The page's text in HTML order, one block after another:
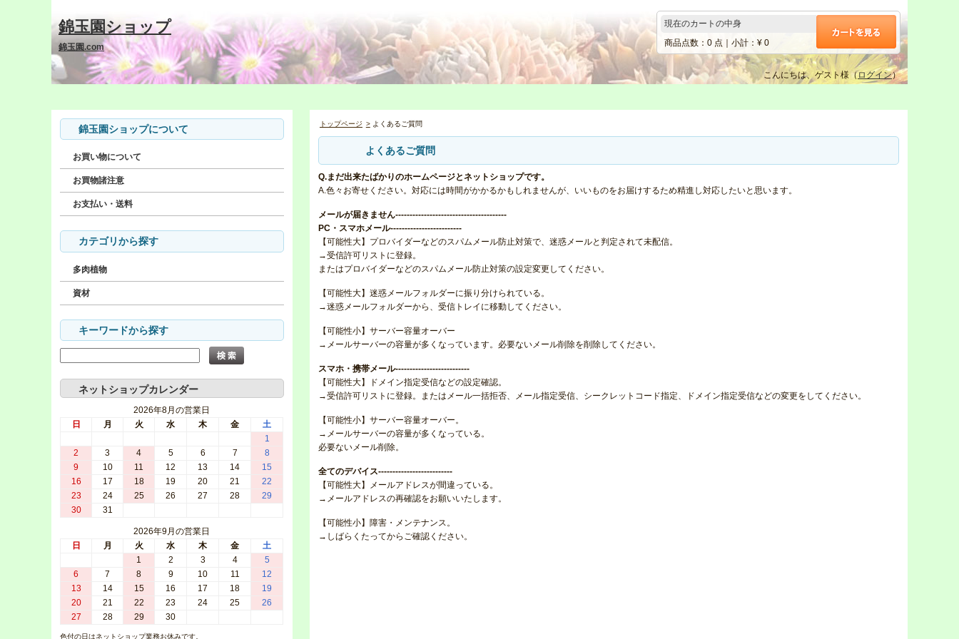
錦玉園ショップ
錦玉園.com
現在のカートの中身
商品点数： 0 点｜小計：¥ 0
こんにちは、ゲスト様（ログイン）
トップページ よくあるご質問
よくあるご質問
Q.まだ出来たばかりのホームページとネットショップです。
A.色々お寄せください。対応には時間がかかるかもしれませんが、いいものをお届けするため精進し対応したいと思います。
メールが届きません---------------------------------------
PC・スマホメール-------------------------
【可能性大】プロバイダーなどのスパムメール防止対策で、迷惑メールと判定されて未配信。
→受信許可リストに登録。
またはプロバイダーなどのスパムメール防止対策の設定変更してください。
【可能性大】迷惑メールフォルダーに振り分けられている。
→迷惑メールフォルダーから、受信トレイに移動してください。
【可能性小】サーバー容量オーバー
→メールサーバーの容量が多くなっています。必要ないメール削除を削除してください。
スマホ・携帯メール--------------------------
【可能性大】ドメイン指定受信などの設定確認。
→受信許可リストに登録。またはメール一括拒否、メール指定受信、シークレットコード指定、ドメイン指定受信などの変更をしてください。
【可能性小】サーバー容量オーバー。
→メールサーバーの容量が多くなっている。
必要ないメール削除。
全てのデバイス--------------------------
【可能性大】メールアドレスが間違っている。
→メールアドレスの再確認をお願いいたします。
【可能性小】障害・メンテナンス。
→しばらくたってからご確認ください。
錦玉園ショップについて
お買い物について
お買物諸注意
お支払い・送料
カテゴリから探す
多肉植物
資材
キーワードから探す
ネットショップカレンダー
2026年8月の営業日
日
月 火 水 木 金
土
1
2
3 4 5 6 7
8
9
10 11 12 13 14
15
16
17 18 19 20 21
22
23
24 25 26 27 28
29
30
31
2026年9月の営業日
日
月 火 水 木 金
土
1
2 3 4
5
6
7 8 9 10 11
12
13
14 15 16 17 18
19
20
21 22 23 24 25
26
27
28 29 30
色付の日はネットショップ業務お休みです。